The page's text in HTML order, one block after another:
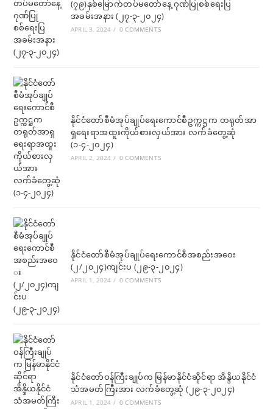
(၇၉)နှစ်မြောက်တပ်မတော်နေ့ ဂုဏ်ပြုစစ်ရေးပြ
အခမ်းအနား (၂၇-၃-၂၀၂၄)
APRIL 3, 2024 / 0 COMMENTS
နိုင်ငံတော်စီမံအုပ်ချုပ်ရေးကောင်စီဥက္ကဋ္ဌက တရုတ်အာ
ရှရေးရာအထူးကိုယ်စားလှယ်အား လက်ခံတွေ့ဆုံ
(၁-၄-၂၀၂၄)
APRIL 2, 2024 / 0 COMMENTS
နိုင်ငံတော်စီမံအုပ်ချုပ်ရေးကောင်စီအစည်းအဝေး
(၂/၂၀၂၄)ကျင်းပ (၂၉-၃-၂၀၂၄)
APRIL 1, 2024 / 0 COMMENTS
နိုင်ငံတော်ဝန်ကြီးချုပ်က မြန်မာနိုင်ငံဆိုင်ရာ အိန္ဒိယနိုင်ငံ
သံအမတ်ကြီးအား လက်ခံတွေ့ဆုံ (၂၉-၃-၂၀၂၄)
APRIL 1, 2024 / 0 COMMENTS